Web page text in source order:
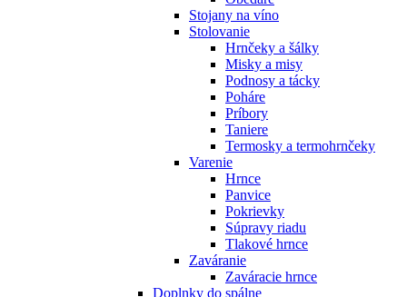
Stojany na víno
Stolovanie
Hrnčeky a šálky
Misky a misy
Podnosy a tácky
Poháre
Príbory
Taniere
Termosky a termohrnčeky
Varenie
Hrnce
Panvice
Pokrievky
Súpravy riadu
Tlakové hrnce
Zaváranie
Zaváracie hrnce
Doplnky do spálne